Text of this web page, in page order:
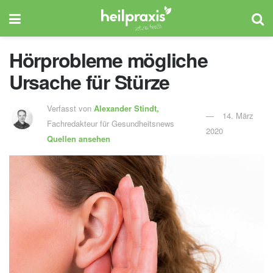
Hörprobleme mögliche
Ursache für Stürze
Verfasst vonAlexander Stindt,
Fachredakteur für Gesundheitsnews
Quellen ansehen
14. März
2020